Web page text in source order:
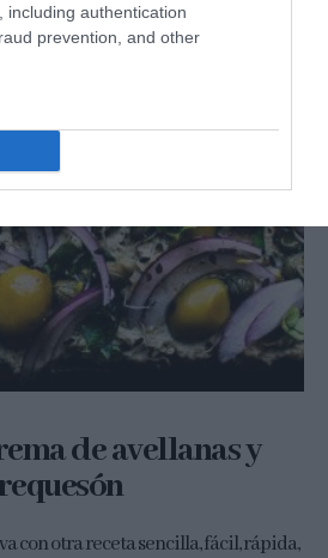
including authentication
prevention, and other
de avellanas y
con otra receta sencilla, fácil, rápida,